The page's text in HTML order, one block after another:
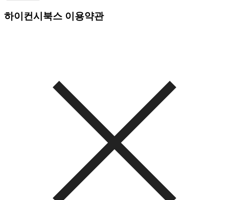
하이컨시북스 이용약관